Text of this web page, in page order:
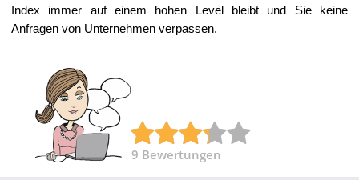
Index immer auf einem hohen Level bleibt und Sie keine
Anfragen von Unternehmen verpassen.
9 Bewertungen